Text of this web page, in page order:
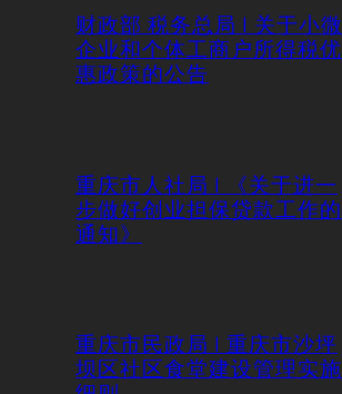
财政部 税务总局 | 关于小微
企业和个体工商户所得税优
惠政策的公告
重庆市人社局 | 《关于进一
步做好创业担保贷款工作的
通知》
重庆市民政局 | 重庆市沙坪
坝区社区食堂建设管理实施